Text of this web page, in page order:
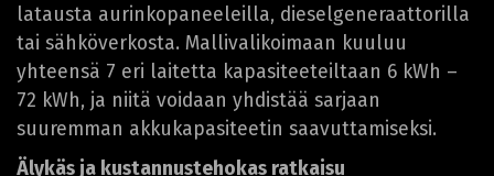
latausta aurinkopaneeleilla, dieselgeneraattorilla
tai sähköverkosta. Mallivalikoimaan kuuluu
yhteensä 7 eri laitetta kapasiteeteiltaan 6 kWh –
72 kWh, ja niitä voidaan yhdistää sarjaan
suuremman akkukapasiteetin saavuttamiseksi.
Älykäs ja kustannustehokas ratkaisu